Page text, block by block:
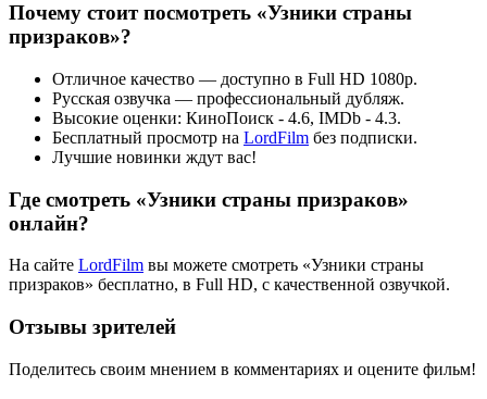
Почему стоит посмотреть «Узники страны
призраков»?
Отличное качество — доступно в Full HD 1080p.
Русская озвучка — профессиональный дубляж.
Высокие оценки: КиноПоиск - 4.6, IMDb - 4.3.
Бесплатный просмотр на LordFilm без подписки.
Лучшие новинки ждут вас!
Где смотреть «Узники страны призраков»
онлайн?
На сайте LordFilm вы можете смотреть «Узники страны
призраков» бесплатно, в Full HD, с качественной озвучкой.
Отзывы зрителей
Поделитесь своим мнением в комментариях и оцените фильм!